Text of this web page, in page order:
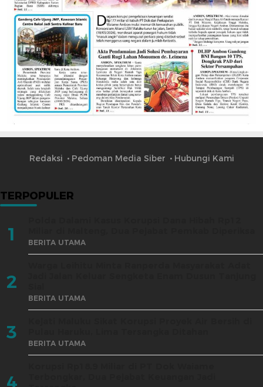
Redaksi Pedoman Media Siber Hubungi Kami
TERPOPULER
1 BERITA UTAMA
2
BERITA UTAMA
3 BERITA UTAMA